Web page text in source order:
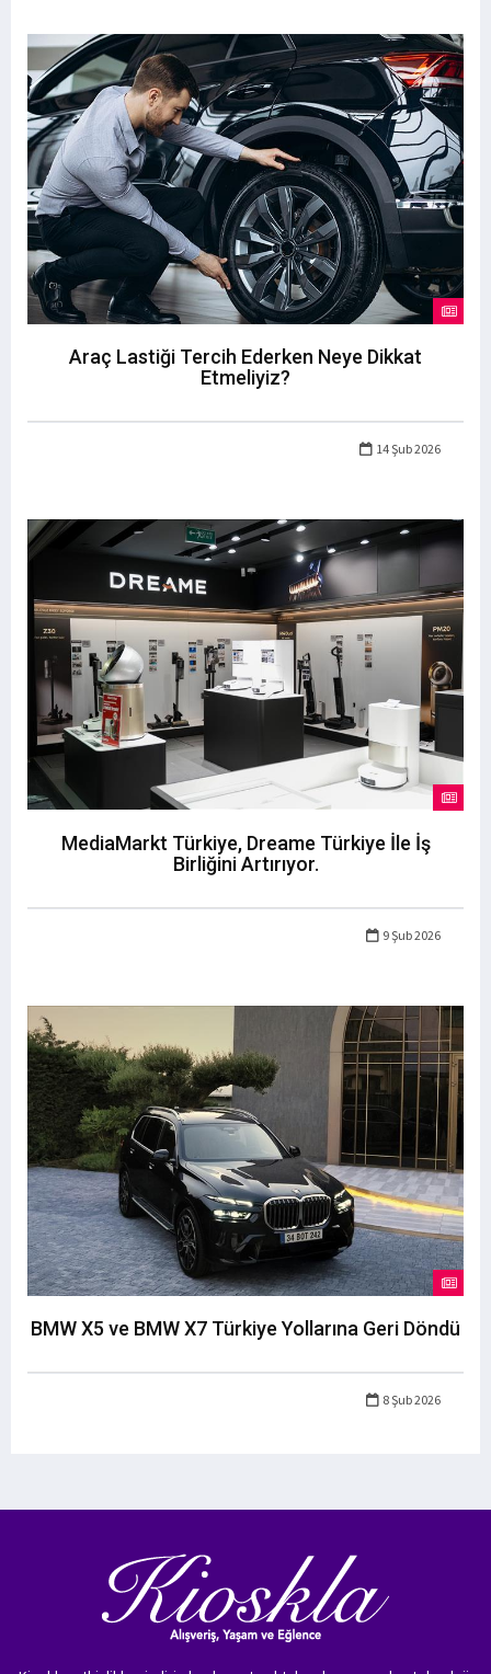
Araç Lastiği Tercih Ederken Neye Dikkat
Etmeliyiz?
14 Şub 2026
MediaMarkt Türkiye, Dreame Türkiye İle İş
Birliğini Artırıyor.
9 Şub 2026
BMW X5 ve BMW X7 Türkiye Yollarına Geri Döndü
8 Şub 2026